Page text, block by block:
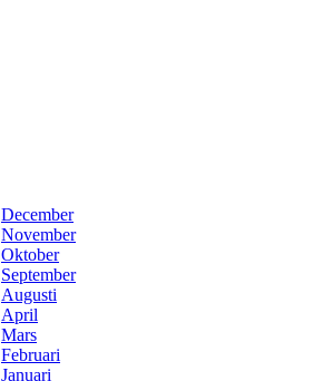
December
November
Oktober
September
Augusti
April
Mars
Februari
Januari